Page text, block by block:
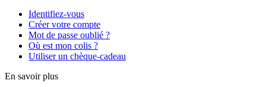
Identifiez-vous
Créer votre compte
Mot de passe oublié ?
Où est mon colis ?
Utiliser un chèque-cadeau
En savoir plus